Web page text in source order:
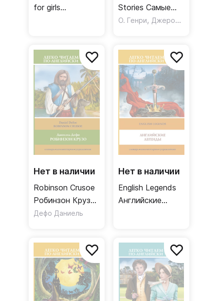
for girls
Stories Самые
смешные
О. Генри, Джером Джером Клапка
Нет в наличии
Robinson Crusoe
Робинзон Крузо
Уровень 2
Дефо Даниель
Нет в наличии
English Legends
Английские